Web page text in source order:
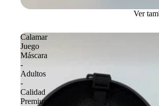
Ver
Calamar
Juego
Máscara
-
Adultos
-
Calidad
Premium